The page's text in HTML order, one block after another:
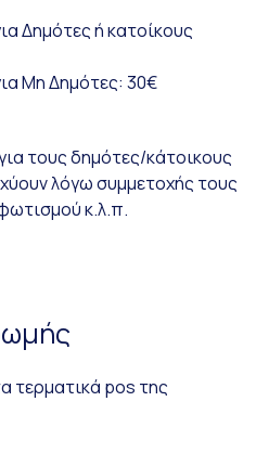
Δημότες ή κατοίκους
Μη Δημότες: 30€
τους δημότες/κάτοικους
λόγω συμμετοχής τους
κ.λ.π.
τερματικά pos της